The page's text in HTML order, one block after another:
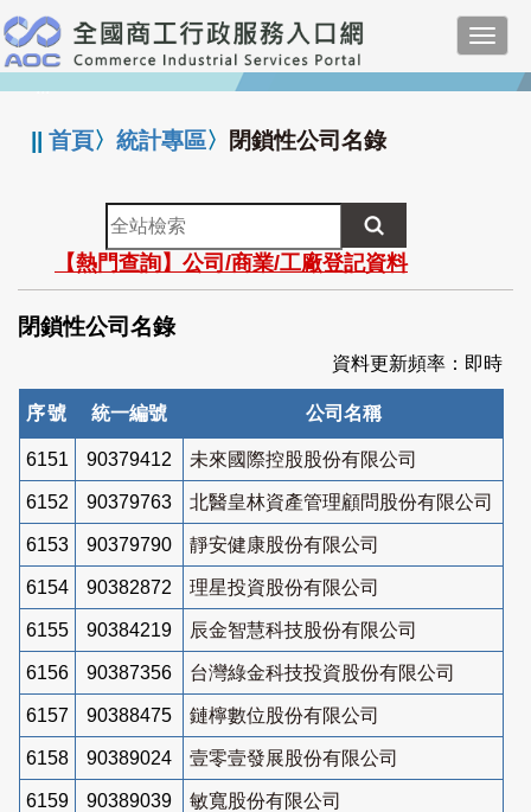
跳
到
主
要
:::
||首頁〉統計專區〉 閉鎖性公司名錄
全
站
檢
索
【熱門查詢】公司/商業/工廠登記資料
閉鎖性公司名錄
資料更新頻率：即時
序號 統一編號 公司名稱
6151 90379412 未來國際控股股份有限公司
6152 90379763 北醫皇林資產管理顧問股份有限公司
6153 90379790 靜安健康股份有限公司
6154 90382872 理星投資股份有限公司
6155 90384219 辰金智慧科技股份有限公司
6156 90387356 台灣綠金科技投資股份有限公司
6157 90388475 鏈檸數位股份有限公司
6158 90389024 壹零壹發展股份有限公司
6159 90389039 敏寬股份有限公司